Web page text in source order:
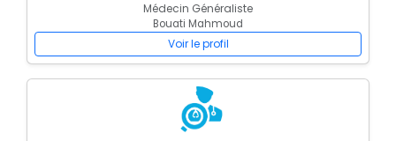
Médecin Généraliste
Bouati Mahmoud
Voir le profil